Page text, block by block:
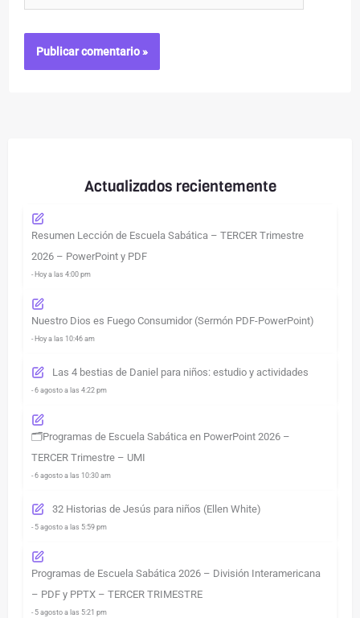
Actualizados recientemente
Resumen Lección de Escuela Sabática – TERCER Trimestre
2026 – PowerPoint y PDF
- Hoy a las 4:00 pm
Nuestro Dios es Fuego Consumidor (Sermón PDF-PowerPoint)
- Hoy a las 10:46 am
Las 4 bestias de Daniel para niños: estudio y actividades
- 6 agosto a las 4:22 pm
🗂️Programas de Escuela Sabática en PowerPoint 2026 –
TERCER Trimestre – UMI
- 6 agosto a las 10:30 am
32 Historias de Jesús para niños (Ellen White)
- 5 agosto a las 5:59 pm
Programas de Escuela Sabática 2026 – División Interamericana
– PDF y PPTX – TERCER TRIMESTRE
- 5 agosto a las 5:21 pm